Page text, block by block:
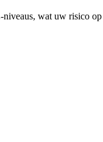
wat uw risico